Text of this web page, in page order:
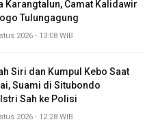
Karangtalun, Camat Kalidawir
Tulungagung
2026 - 13:08 WIB
Siri dan Kumpul Kebo Saat
Suami di Situbondo
Sah ke Polisi
2026 - 12:28 WIB